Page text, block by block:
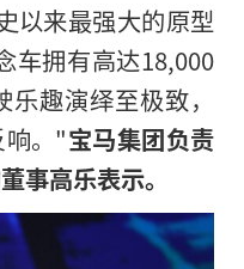
以来最强大的原型
车拥有高达18,000
趣演绎至极致，
。"宝马集团负责
事高乐表示。